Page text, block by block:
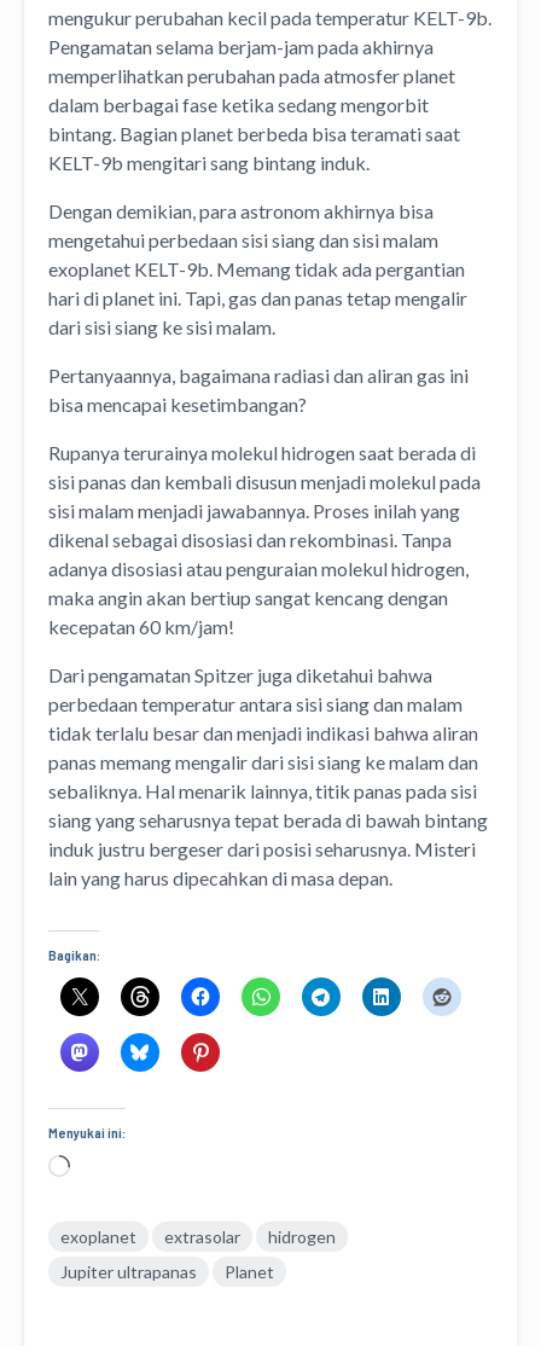
mengukur perubahan kecil pada temperatur KELT-9b.
Pengamatan selama berjam-jam pada akhirnya
memperlihatkan perubahan pada atmosfer planet
dalam berbagai fase ketika sedang mengorbit
bintang. Bagian planet berbeda bisa teramati saat
KELT-9b mengitari sang bintang induk.
Dengan demikian, para astronom akhirnya bisa
mengetahui perbedaan sisi siang dan sisi malam
exoplanet KELT-9b. Memang tidak ada pergantian
hari di planet ini. Tapi, gas dan panas tetap mengalir
dari sisi siang ke sisi malam.
Pertanyaannya, bagaimana radiasi dan aliran gas ini
bisa mencapai kesetimbangan?
Rupanya terurainya molekul hidrogen saat berada di
sisi panas dan kembali disusun menjadi molekul pada
sisi malam menjadi jawabannya. Proses inilah yang
dikenal sebagai disosiasi dan rekombinasi. Tanpa
adanya disosiasi atau penguraian molekul hidrogen,
maka angin akan bertiup sangat kencang dengan
kecepatan 60 km/jam!
Dari pengamatan Spitzer juga diketahui bahwa
perbedaan temperatur antara sisi siang dan malam
tidak terlalu besar dan menjadi indikasi bahwa aliran
panas memang mengalir dari sisi siang ke malam dan
sebaliknya. Hal menarik lainnya, titik panas pada sisi
siang yang seharusnya tepat berada di bawah bintang
induk justru bergeser dari posisi seharusnya. Misteri
lain yang harus dipecahkan di masa depan.
Bagikan:
Menyukai ini:
Memuat...
exoplanet extrasolar
hidrogen
Jupiter ultrapanas
Planet